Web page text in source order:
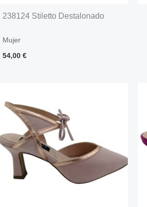
238124 Stiletto Destalonado
Mujer
54,00€